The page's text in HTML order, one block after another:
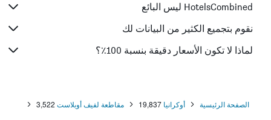
HotelsCombined ليس البائع
نقوم بتجميع الكثير من البيانات لك
لماذا لا تكون الأسعار دقيقة بنسبة 100٪؟
الصفحة الرئيسية أوكرانيا 19,837 مقاطعة لفيف أوبلاست 3,522